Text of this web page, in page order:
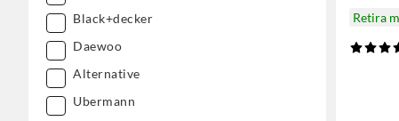
Black+decker
Daewoo
Alternative
Ubermann
Retira